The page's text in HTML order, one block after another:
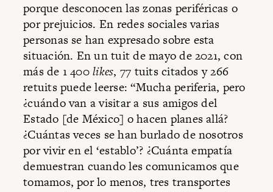
porque desconocen las zonas periféricas o
por prejuicios. En redes sociales varias
personas se han expresado sobre esta
situación. En un tuit de mayo de 2021, con
más de 1 400likes, 77 tuits citados y 266
retuits puede leerse: “Mucha periferia, pero
¿cuándo van a visitar a sus amigos del
Estado [de México] o hacen planes allá?
¿Cuántas veces se han burlado de nosotros
por vivir en el ‘establo’? ¿Cuánta empatía
demuestran cuando les comunicamos que
tomamos, por lo menos, tres transportes